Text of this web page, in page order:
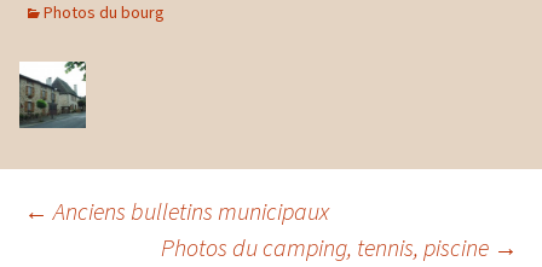
Photos du bourg
Navigation
← Anciens bulletins municipaux
Photos du camping, tennis, piscine →